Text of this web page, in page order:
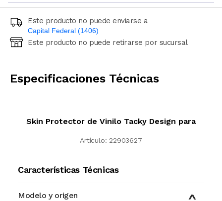
Este producto no puede enviarse a
Capital Federal (1406)
Ingresá código postal (sólo números)
Este producto no puede retirarse por sucursal
Especificaciones Técnicas
Skin Protector de Vinilo Tacky Design para
Artículo: 22903627
Características Técnicas
Modelo y origen